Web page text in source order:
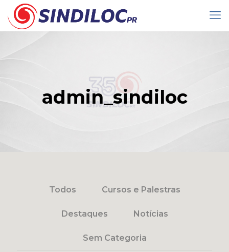
admin_sindiloc
Todos Cursos e Palestras
Destaques Notícias
Sem Categoria